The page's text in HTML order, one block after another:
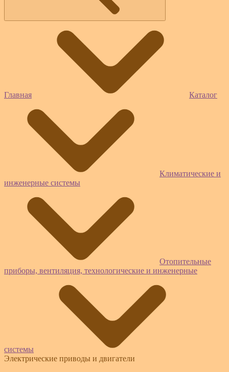
Главная Каталог
Климатические и
инженерные системы
Отопительные
приборы, вентиляция, технологические и инженерные
системы
Электрические приводы и двигатели